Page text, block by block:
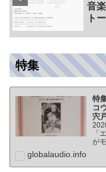
音
ト
特集
特
コ
宍
「
が
戦
す
ン
globalaudio.info